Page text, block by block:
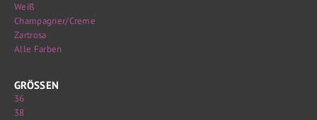
Weiß
Champagner/Creme
Zartrosa
Alle Farben
GRÖSSEN
36
38